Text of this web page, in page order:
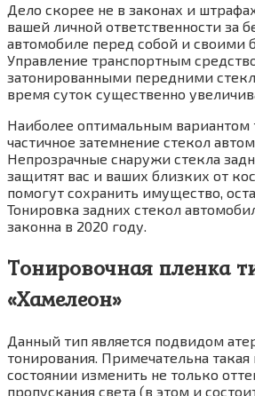
Дело скорее не в законах и
вашей личной ответственности за
автомобиле перед собой и своими
Управление транспортным
затонированными передними
время суток существенно
Наиболее оптимальным вариантом
частичное затемнение стекол
Непрозрачные снаружи стекла
защитят вас и ваших близких от
помогут сохранить имущество,
Тонировка задних стекол
законна в 2020 году.
Тонировочная пленка
«Хамелеон»
Данный тип является подвидом
тонирования. Примечательна такая
состоянии изменить не только
пропускания света (в этом и